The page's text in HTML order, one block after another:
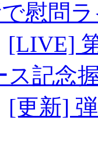
慰問
[LIVE]
ス記念
[更新]